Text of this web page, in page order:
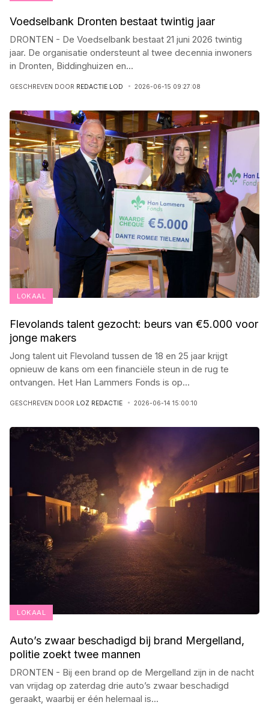
Voedselbank Dronten bestaat twintig jaar
DRONTEN - De Voedselbank bestaat 21 juni 2026 twintig
jaar. De organisatie ondersteunt al twee decennia inwoners
in Dronten, Biddinghuizen en...
GESCHREVEN DOOR REDACTIE LOD 2026-06-15 09:27:08
LOKAAL
Flevolands talent gezocht: beurs van €5.000 voor
jonge makers
Jong talent uit Flevoland tussen de 18 en 25 jaar krijgt
opnieuw de kans om een financiële steun in de rug te
ontvangen. Het Han Lammers Fonds is op...
GESCHREVEN DOOR LOZ REDACTIE 2026-06-14 15:00:10
LOKAAL
Auto’s zwaar beschadigd bij brand Mergelland,
politie zoekt twee mannen
DRONTEN - Bij een brand op de Mergelland zijn in de nacht
van vrijdag op zaterdag drie auto’s zwaar beschadigd
geraakt, waarbij er één helemaal is...